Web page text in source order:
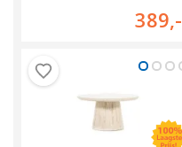
389,-